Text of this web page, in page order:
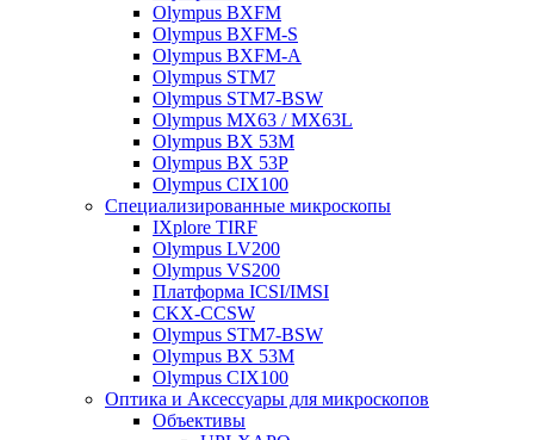
Olympus BXFM
Olympus BXFM-S
Olympus BXFM-A
Olympus STM7
Olympus STM7-BSW
Olympus MX63 / MX63L
Olympus BX 53M
Olympus BX 53P
Olympus CIX100
Специализированные микроскопы
IXplore TIRF
Olympus LV200
Olympus VS200
Платформа ICSI/IMSI
CKX-CCSW
Olympus STM7-BSW
Olympus BX 53M
Olympus CIX100
Оптика и Аксессуары для микроскопов
Объективы